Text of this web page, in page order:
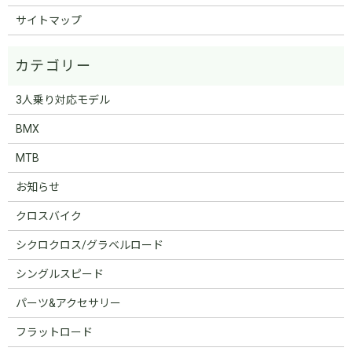
サイトマップ
3人乗り対応モデル
BMX
MTB
お知らせ
クロスバイク
シクロクロス/グラベルロード
シングルスピード
パーツ&アクセサリー
フラットロード